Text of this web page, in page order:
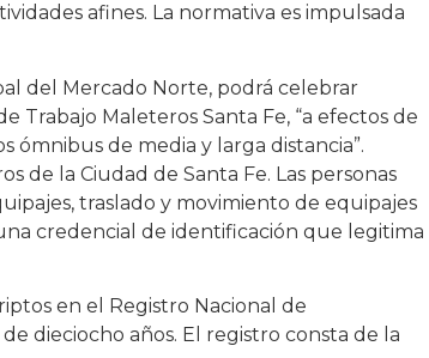
afines. La normativa es impulsada
del Mercado Norte, podrá celebrar
Trabajo Maleteros Santa Fe, “a efectos de
ómnibus de media y larga distancia”.
de la Ciudad de Santa Fe. Las personas
traslado y movimiento de equipajes
credencial de identificación que legitima
en el Registro Nacional de
dieciocho años. El registro consta de la